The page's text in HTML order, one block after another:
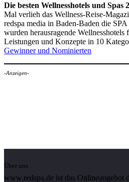
Die besten Wellnesshotels und Spas
Mal verlieh das Wellness-Reise-
redspa media in Baden-Baden die
wurden herausragende
Leistungen und Konzepte in 10
Gewinner und Nominierten
-Anzeigen-
Über uns
www.redspa.de ist das Onlineangebot